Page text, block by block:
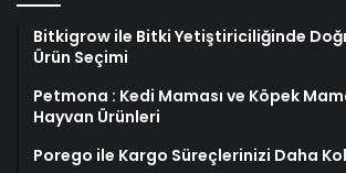
Bitkigrow ile Bitki Yetiştiriciliğinde
Ürün Seçimi
Petmona : Kedi Maması ve Köpek
Hayvan Ürünleri
Porego ile Kargo Süreçlerinizi Daha